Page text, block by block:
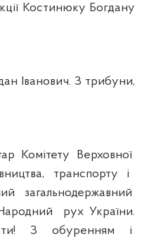
Костинюку Богдану
Іванович. З трибуни,
Комітету Верховної
транспорту і
загальнодержавний
рух України.
З обуренням і